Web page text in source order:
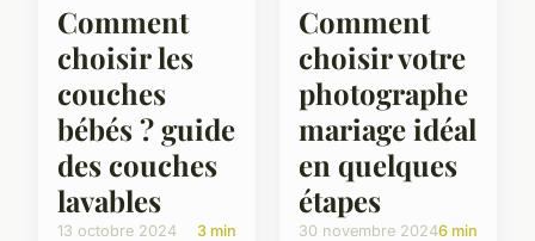
Comment
choisir les
couches
bébés ? guide
des couches
lavables
13 octobre 2024 3 min
Comment
choisir votre
photographe
mariage idéal
en quelques
étapes
30 novembre 20246 min